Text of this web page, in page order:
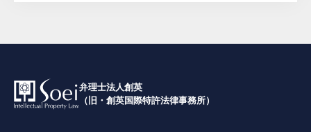
弁理士法人創英
（旧・創英国際特許法律事務所）